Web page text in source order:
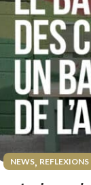
NEWS, REFLEXIONS